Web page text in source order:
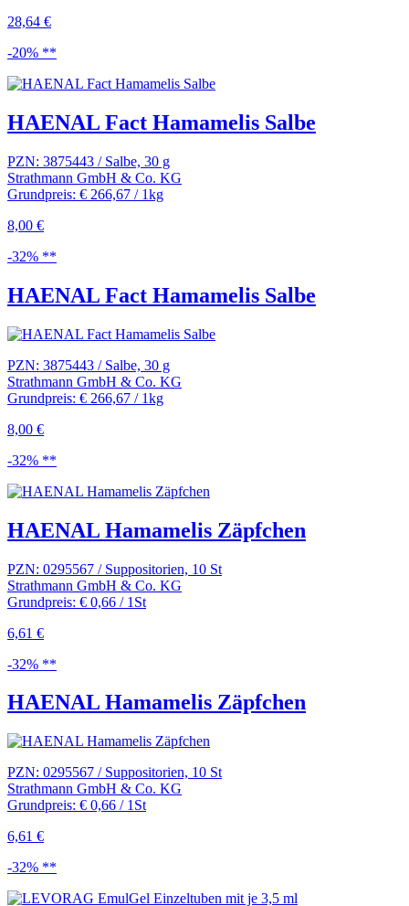
28,64 €
-20% **
HAENAL Fact Hamamelis Salbe
PZN: 3875443 / Salbe, 30 g
Strathmann GmbH & Co. KG
Grundpreis: € 266,67 / 1kg
8,00 €
-32% **
HAENAL Fact Hamamelis Salbe
PZN: 3875443 / Salbe, 30 g
Strathmann GmbH & Co. KG
Grundpreis: € 266,67 / 1kg
8,00 €
-32% **
HAENAL Hamamelis Zäpfchen
PZN: 0295567 / Suppositorien, 10 St
Strathmann GmbH & Co. KG
Grundpreis: € 0,66 / 1St
6,61 €
-32% **
HAENAL Hamamelis Zäpfchen
PZN: 0295567 / Suppositorien, 10 St
Strathmann GmbH & Co. KG
Grundpreis: € 0,66 / 1St
6,61 €
-32% **